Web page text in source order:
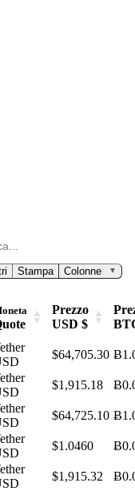
Stampa Colonne ▼
Prezzo
USD $
$64,705.30
$1,915.18
$64,725.10
$1.0460
$1,915.32